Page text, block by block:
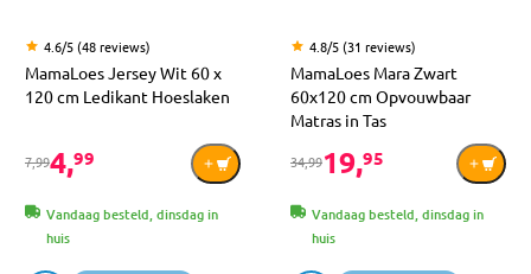
4.6/5 (48 reviews)
MamaLoes Jersey Wit 60 x
120 cm Ledikant Hoeslaken
7,994,99
Vandaag besteld, dinsdag in
huis
4.8/5 (31 reviews)
MamaLoes Mara Zwart
60x120 cm Opvouwbaar
Matras in Tas
34,9919,95
Vandaag besteld, dinsdag in
huis